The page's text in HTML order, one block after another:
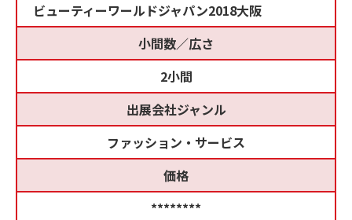
ビューティーワールドジャパン2018大阪
小間数／広さ
2小間
出展会社ジャンル
ファッション・サービス
価格
********